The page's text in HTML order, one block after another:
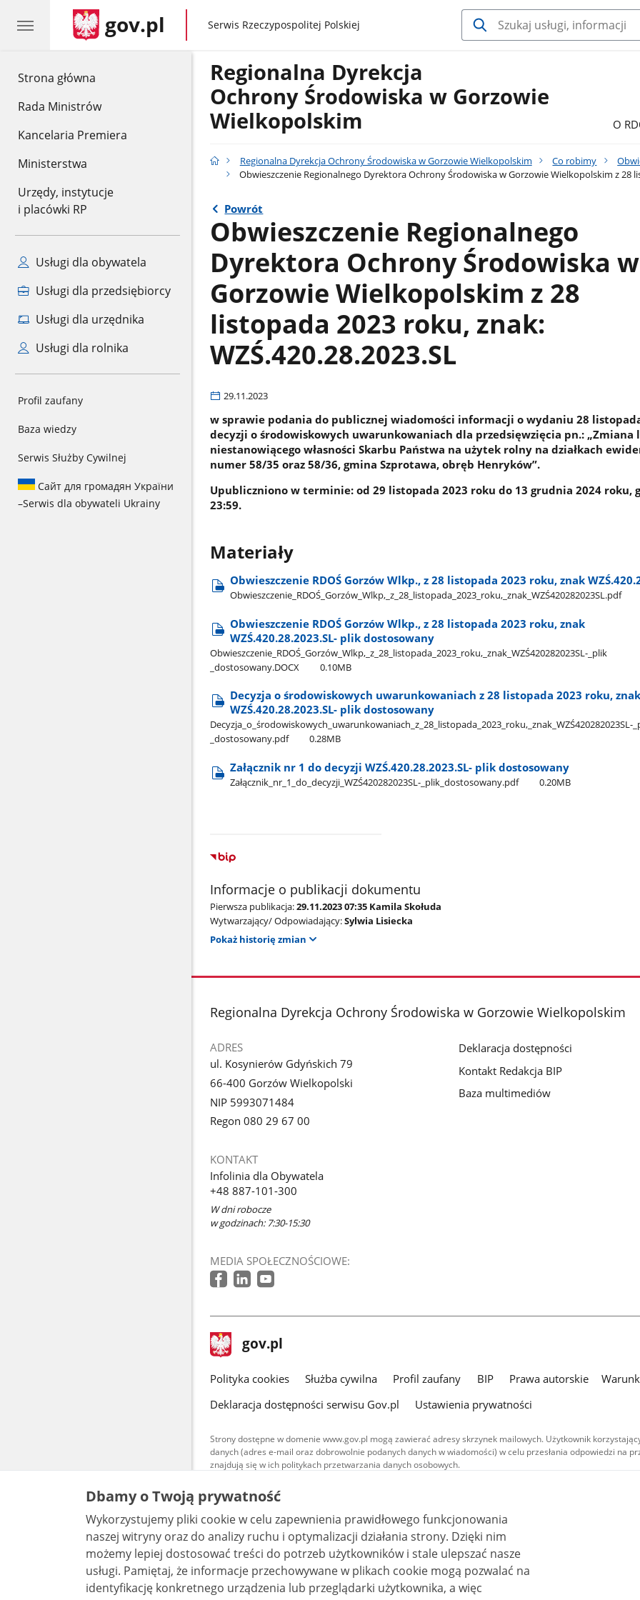
Strona główna
Rada Ministrów
Kancelaria Premiera
Ministerstwa
Urzędy, instytucje
i placówki RP
Usługi dla obywatela
Usługi dla przedsiębiorcy
Usługi dla urzędnika
Usługi dla rolnika
Profil zaufany
Baza wiedzy
Serwis Służby Cywilnej
Сайт для громадян України
–Serwis dla obywateli Ukrainy
gov.pl gov.pl
Serwis Rzeczypospolitej Polskiej
Regionalna Dyrekcja
Ochrony Środowiska w Gorzowie
Wielkopolskim
O
Regionalna Dyrekcja Ochrony Środowiska w Gorzowie Wielkopolskim Co robimy
Obwieszczenie Regionalnego Dyrektora Ochrony Środowiska w Gorzowie Wielkopolskim z 28
Powrót
Obwieszczenie Regionalnego
Dyrektora Ochrony Środowiska w
Gorzowie Wielkopolskim z 28
listopada 2023 roku, znak:
WZŚ.420.28.2023.SL
29.11.2023
w sprawie podania do publicznej wiadomości informacji o wydaniu 28
decyzji o środowiskowych uwarunkowaniach dla przedsięwzięcia pn.: „Zmiana
niestanowiącego własności Skarbu Państwa na użytek rolny na działkach
numer 58/35 oraz 58/36, gmina Szprotawa, obręb Henryków”.
Upubliczniono w terminie: od 29 listopada 2023 roku do 13 grudnia 2024 roku,
23:59.
Materiały
Obwieszczenie RDOŚ Gorzów Wlkp., z 28 listopada 2023 roku, znak
Obwieszczenie​_RDOŚ​_Gorzów​_Wlkp,​_z​_28​_listopada​_2023​_roku,​_znak​_WZŚ420282023SL.pdf
Obwieszczenie RDOŚ Gorzów Wlkp., z 28 listopada 2023 roku, znak
WZŚ.420.28.2023.SL- plik dostosowany
Obwieszczenie​_RDOŚ​_Gorzów​_Wlkp,​_z​_28​_listopada​_2023​_roku,​_znak​_WZŚ420282023SL-​_plik​
_dostosowany.DOCX
0.10MB
Decyzja o środowiskowych uwarunkowaniach z 28 listopada 2023 roku, znak
WZŚ.420.28.2023.SL- plik dostosowany
Decyzja​_o​_środowiskowych​_uwarunkowaniach​_z​_28​_listopada​_2023​_roku,​_znak​_WZŚ420282023SL-​
_dostosowany.pdf
0.28MB
Załącznik nr 1 do decyzji WZŚ.420.28.2023.SL- plik dostosowany
Załącznik​_nr​_1​_do​_decyzji​_WZŚ420282023SL-​_plik​_dostosowany.pdf 0.20MB
Informacje o publikacji dokumentu
Pierwsza publikacja:29.11.2023 07:35 Kamila Skołuda
Wytwarzający/ Odpowiadający:Sylwia Lisiecka
Pokaż historię zmian
stopka
Regionalna Dyrekcja Ochrony Środowiska w Gorzowie Wielkopolskim
ADRES
ul. Kosynierów Gdyńskich 79
66-400 Gorzów Wielkopolski
NIP 5993071484
Regon 080 29 67 00
KONTAKT
Infolinia dla Obywatela
+48 887-101-300
W dni robocze
w godzinach: 7:30-15:30
MEDIA SPOŁECZNOŚCIOWE:
Deklaracja dostępności
Kontakt Redakcja BIP
Baza multimediów
stopka
gov.pl Strona
gov.pl
gov.pl
Polityka cookies Służba cywilna Profil zaufany BIP Prawa autorskie
Deklaracja dostępności serwisu Gov.pl
Ustawienia prywatności
Strony dostępne w domenie www.gov.pl mogą zawierać adresy skrzynek mailowych. Użytkownik
danych (adres e-mail oraz dobrowolnie podanych danych w wiadomości) w celu przesłania odpowiedzi na
znajdują się w ich politykach przetwarzania danych osobowych.
Treści tekstowe publikowane w serwisie (z wyłączeniem treści audiowizualnych), są
udostępniane na licencji typu Creative Commons: uznanie autorstwa - na tych samych
warunkach 4.0 (CC BY-SA 4.0). Materiały audiowizualne, w tym zdjęcia, materiały audio i wideo,
są udostępniane na licencji typu Creative Commons: uznanie autorstwa użycie niekomercyjne -
bez utworów zależnych 4.0 (CC BY-NC-ND 4.0), o ile nie jest to stwierdzone inaczej.
Dbamy o Twoją prywatność
Wykorzystujemy pliki cookie w celu zapewnienia prawidłowego funkcjonowania
naszej witryny oraz do analizy ruchu i optymalizacji działania strony. Dzięki nim
możemy lepiej dostosować treści do potrzeb użytkowników i stale ulepszać nasze
usługi. Pamiętaj, że informacje przechowywane w plikach cookie mogą pozwalać na
identyfikację konkretnego urządzenia lub przeglądarki użytkownika, a więc